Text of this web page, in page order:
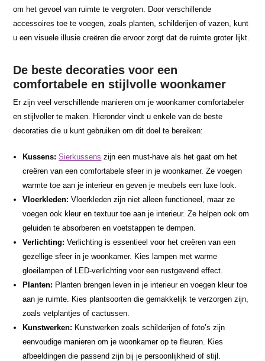
om het gevoel van ruimte te vergroten. Door verschillende
accessoires toe te voegen, zoals planten, schilderijen of vazen, kunt
u een visuele illusie creëren die ervoor zorgt dat de ruimte groter lijkt.
De beste decoraties voor een
comfortabele en stijlvolle woonkamer
Er zijn veel verschillende manieren om je woonkamer comfortabeler
en stijlvoller te maken. Hieronder vindt u enkele van de beste
decoraties die u kunt gebruiken om dit doel te bereiken:
Kussens: Sierkussens zijn een must-have als het gaat om het
creëren van een comfortabele sfeer in je woonkamer. Ze voegen
warmte toe aan je interieur en geven je meubels een luxe look.
Vloerkleden: Vloerkleden zijn niet alleen functioneel, maar ze
voegen ook kleur en textuur toe aan je interieur. Ze helpen ook om
geluiden te absorberen en voetstappen te dempen.
Verlichting: Verlichting is essentieel voor het creëren van een
gezellige sfeer in je woonkamer. Kies lampen met warme
gloeilampen of LED-verlichting voor een rustgevend effect.
Planten: Planten brengen leven in je interieur en voegen kleur toe
aan je ruimte. Kies plantsoorten die gemakkelijk te verzorgen zijn,
zoals vetplantjes of cactussen.
Kunstwerken: Kunstwerken zoals schilderijen of foto’s zijn
eenvoudige manieren om je woonkamer op te fleuren. Kies
afbeeldingen die passend zijn bij je persoonlijkheid of stijl.